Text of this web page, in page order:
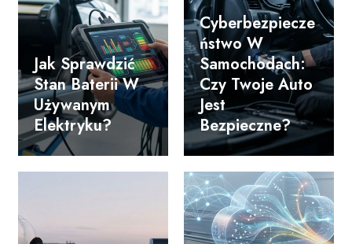
Jak Sprawdzić
Stan Baterii W
Używanym
Elektryku?
Cyberbezpiecze
Ństwo W
Samochodach:
Czy Twoje Auto
Jest
Bezpieczne?